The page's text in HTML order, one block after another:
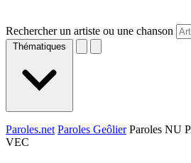
Rechercher un artiste ou une chanson
Thématiques
Paroles.net Paroles Geôlier Paroles NU
VEC